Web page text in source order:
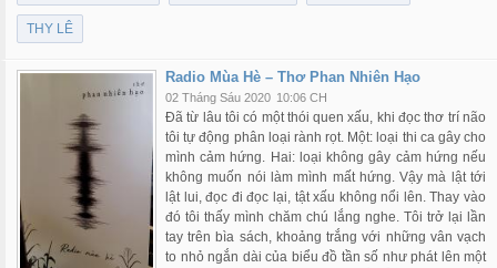
THY LÊ
Radio Mùa Hè – Thơ Phan Nhiên Hạo
02 Tháng Sáu 2020 10:06 CH
Đã từ lâu tôi có một thói quen xấu, khi đọc thơ trí não
tôi tự động phân loại rành rọt. Một: loại thi ca gây cho
mình cảm hứng. Hai: loại không gây cảm hứng nếu
không muốn nói làm mình mất hứng. Vậy mà lật tới
lật lui, đọc đi đọc lại, tật xấu không nổi lên. Thay vào
đó tôi thấy mình chăm chú lắng nghe. Tôi trở lại lần
tay trên bìa sách, khoảng trắng với những vân vạch
to nhỏ ngắn dài của biểu đồ tần số như phát lên một